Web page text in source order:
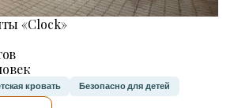
«Clock»
кровать Безопасно для детей